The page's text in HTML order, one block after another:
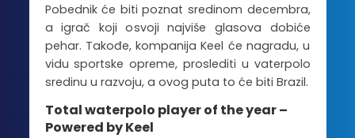
Pobednik će biti poznat sredinom decembra,
a igrač koji osvoji najviše glasova dobiće
pehar. Takođe, kompanija Keel će nagradu, u
vidu sportske opreme, proslediti u vaterpolo
sredinu u razvoju, a ovog puta to će biti Brazil.
Total waterpolo player of the year –
Powered by Keel